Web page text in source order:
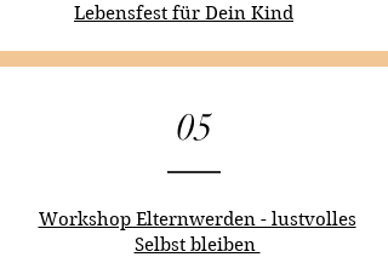
Lebensfest für Dein Kind
05
Workshop Elternwerden - lustvolles
Selbst bleiben